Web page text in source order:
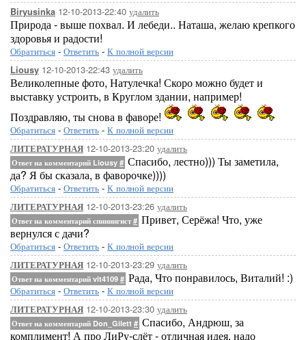
Biryusinka 12-10-2013-22:40 удалить
Природа - выше похвал. И лебеди.. Наташа, желаю крепкого
здоровья и радости!
Обратиться - Ответить - К полной версии
Liousy 12-10-2013-22:43 удалить
Великолепные фото, Натулечка! Скоро можно будет и
выставку устроить, в Круглом здании, например!
Поздравляю, ты снова в фаворе!
Обратиться - Ответить - К полной версии
ЛИТЕРАТУРНАЯ 12-10-2013-23:20 удалить
Ответ на комментарий Liousy # Спасибо, лестно))) Ты заметила,
да? Я бы сказала, в фаворочке))))
Обратиться - Ответить - К полной версии
ЛИТЕРАТУРНАЯ 12-10-2013-23:26 удалить
Ответ на комментарий спинингист# Привет, Серёжа! Что, уже
вернулся с дачи?
Обратиться - Ответить - К полной версии
ЛИТЕРАТУРНАЯ 12-10-2013-23:29 удалить
Ответ на комментарий vit4109 # Рада, Что понравилось, Виталий! :)
Обратиться - Ответить - К полной версии
ЛИТЕРАТУРНАЯ 12-10-2013-23:30 удалить
Ответ на комментарий Don_Gilett # Спасибо, Андрюш, за
комплимент! А про ЛиРу-слёт - отличная идея, надо